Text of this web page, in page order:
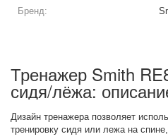
Бренд:
Тренажер Smith
сидя/лёжа:
Дизайн тренажера позволяет
тренировку сидя или лежа на